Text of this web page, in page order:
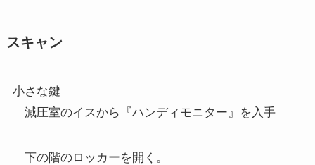
スキャン
小さな鍵
減圧室のイスから『ハンディモニター』を入手
下の階のロッカーを開く。